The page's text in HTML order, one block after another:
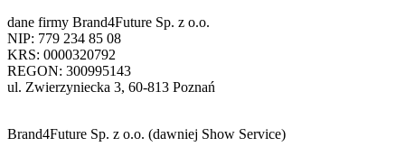
dane firmy Brand4Future Sp. z o.o.
NIP: 779 234 85 08
KRS: 0000320792
REGON: 300995143
ul. Zwierzyniecka 3, 60-813 Poznań
Brand4Future Sp. z o.o. (dawniej Show Service)